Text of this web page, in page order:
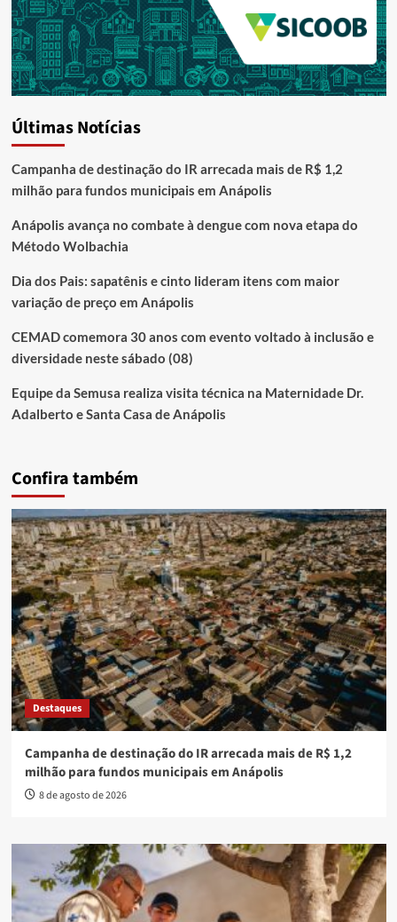
Últimas Notícias
Campanha de destinação do IR arrecada mais de R$ 1,2
milhão para fundos municipais em Anápolis
Anápolis avança no combate à dengue com nova etapa do
Método Wolbachia
Dia dos Pais: sapatênis e cinto lideram itens com maior
variação de preço em Anápolis
CEMAD comemora 30 anos com evento voltado à inclusão e
diversidade neste sábado (08)
Equipe da Semusa realiza visita técnica na Maternidade Dr.
Adalberto e Santa Casa de Anápolis
Confira também
Destaques
Campanha de destinação do IR arrecada mais de R$ 1,2
milhão para fundos municipais em Anápolis
8 de agosto de 2026